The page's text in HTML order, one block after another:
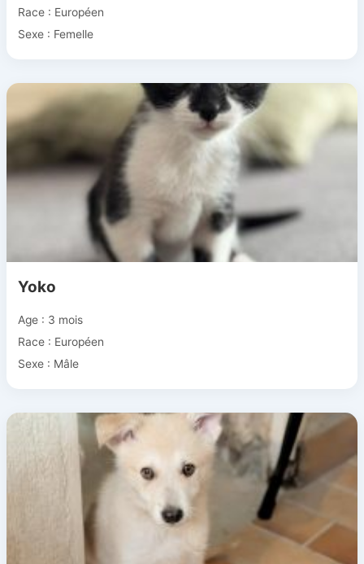
Race : Européen
Sexe : Femelle
Yoko
Age : 3 mois
Race : Européen
Sexe : Mâle